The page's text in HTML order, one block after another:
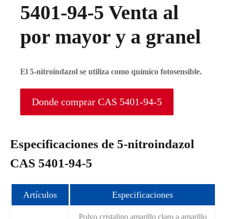
5401-94-5 Venta al
por mayor y a granel
El 5-nitroindazol se utiliza como químico fotosensible.
Donde comprar CAS 5401-94-5
Especificaciones de 5-nitroindazol
CAS 5401-94-5
Artículos Especificaciones
Polvo cristalino amarillo claro a amarillo